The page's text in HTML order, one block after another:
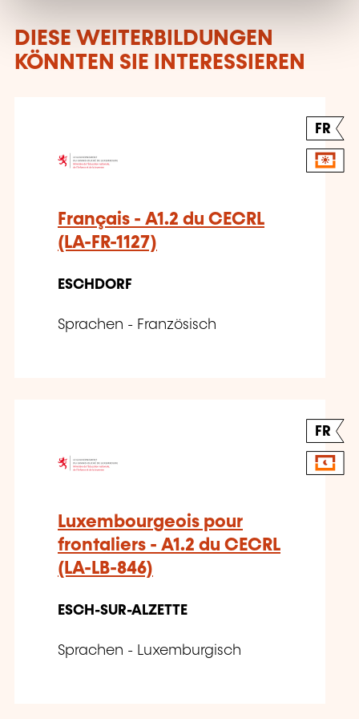
DIESE WEITERBILDUNGEN
KÖNNTEN SIE INTERESSIEREN
FR
Français - A1.2 du CECRL
(LA-FR-1127)
ESCHDORF
Sprachen - Französisch
FR
Luxembourgeois pour
frontaliers - A1.2 du CECRL
(LA-LB-846)
ESCH-SUR-ALZETTE
Sprachen - Luxemburgisch